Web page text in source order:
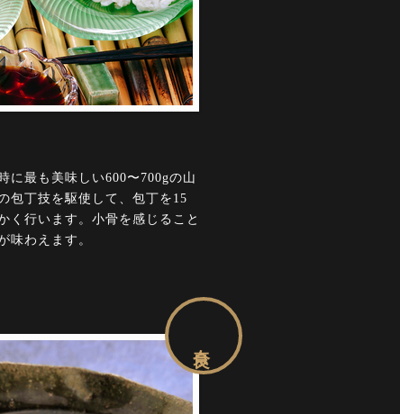
に最も美味しい600〜700gの山
包丁技を駆使して、包丁を15
く行います。小骨を感じること
味わえます。